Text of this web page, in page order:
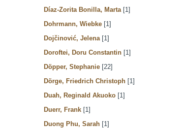
Díaz-Zorita Bonilla, Marta [1]
Dohrmann, Wiebke [1]
Dojčinović, Jelena [1]
Doroftei, Doru Constantin [1]
Döpper, Stephanie [22]
Dörge, Friedrich Christoph [1]
Duah, Reginald Akuoko [1]
Duerr, Frank [1]
Duong Phu, Sarah [1]